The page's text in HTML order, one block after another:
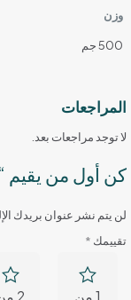
وزن
500 جم
المراجعات
لا توجد مراجعات بعد.
كن أول من يقيم
لن يتم نشر عنوان بريدك
تقييمك *
1 من 2